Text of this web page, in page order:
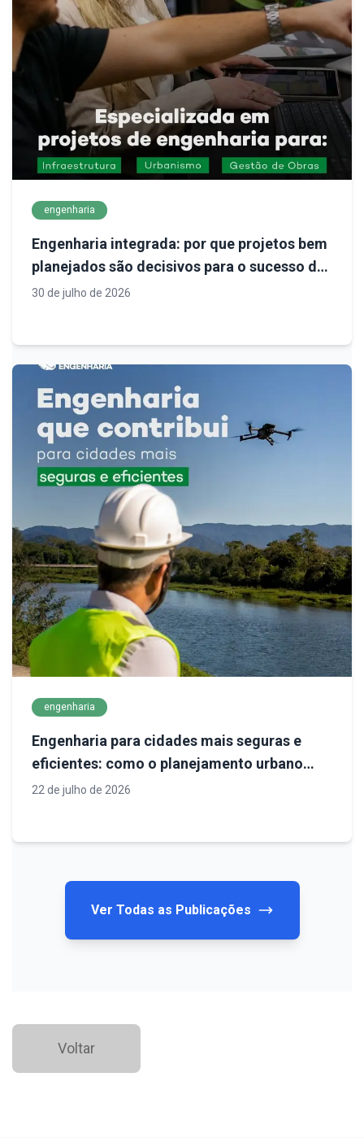
engenharia
Engenharia integrada: por que projetos bem
planejados são decisivos para o sucesso de
empreendimentos
30 de julho de 2026
engenharia
Engenharia para cidades mais seguras e
eficientes: como o planejamento urbano
define o futuro da infraestrutura
22 de julho de 2026
Ver Todas as Publicações
Voltar